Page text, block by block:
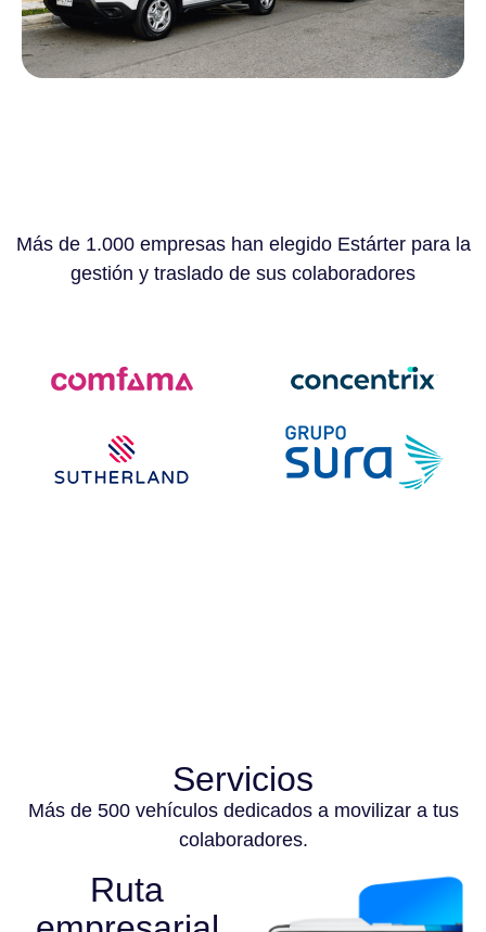
Más de 1.000 empresas han elegido Estárter para la
gestión y traslado de sus colaboradores
Servicios
Más de 500 vehículos dedicados a movilizar a tus
colaboradores.
Ruta